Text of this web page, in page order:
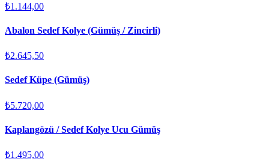
₺1.144,00
Abalon Sedef Kolye (Gümüş / Zincirli)
₺2.645,50
Sedef Küpe (Gümüş)
₺5.720,00
Kaplangözü / Sedef Kolye Ucu Gümüş
₺1.495,00